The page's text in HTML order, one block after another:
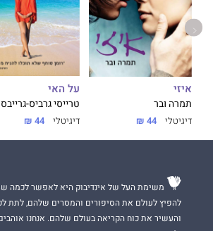
איזי
תמרה ובר
דיגיטלי 44 ₪
על האי
טרייסי גרביס-גרייבס
דיגיטלי 44 ₪
משימת העל של אינדיבוק היא לאפשר לכמה
להפיץ לעולם את הסיפורים והמסרים שלהם, לתת
והעשיר את כוח הקריאה בעולם שלהם. אנחנו